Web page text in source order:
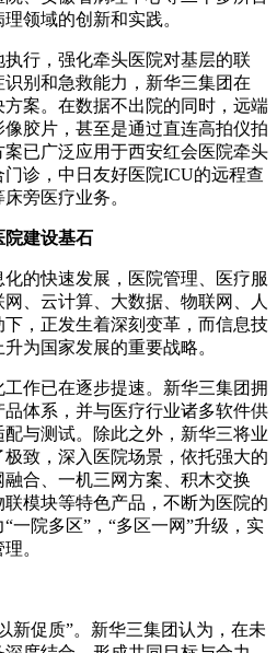
领域的创新和实践。
行，强化牵头医院对基层的联
别和急救能力，新华三集团在
方案。在数据不出院的同时，远端
胶片，甚至是通过直连高拍仪拍
已广泛应用于西安红会医院牵头
诊，中日友好医院ICU的远程查
旁医疗业务。
院建设基石
的快速发展，医院管理、医疗服
、云计算、大数据、物联网、人
，正发生着深刻变革，而信息技
为国家发展的重要战略。
作已在逐步提速。新华三集团拥
体系，并与医疗行业诸多软件供
与测试。除此之外，新华三将业
致，深入医院场景，依托强大的
合、一机三网方案、积木交换
模块等特色产品，不断为医院的
一院多区”，“多区一网”升级，实
。
新促质”。新华三集团认为，在未